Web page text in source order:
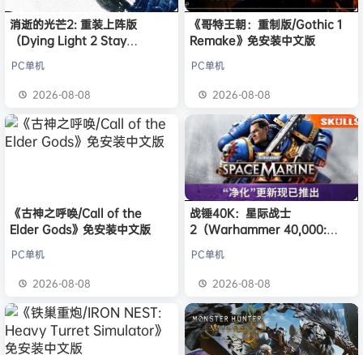
消逝的光芒2: 重装上阵版
（Dying Light 2 Stay
免安装中文版
PC单机
2026-08-08
《哥特王朝：重制版/Gothic 1
Remake》免安装中文版
PC单机
2026-08-08
《古神之呼唤/Call of the
Elder Gods》免安装中文版
PC单机
2026-08-08
战锤40K：星际战士
2（Warhammer 40,000:
版
PC单机
2026-08-08